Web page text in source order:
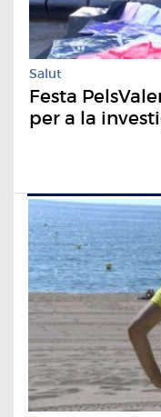
Salut
Festa
per a la